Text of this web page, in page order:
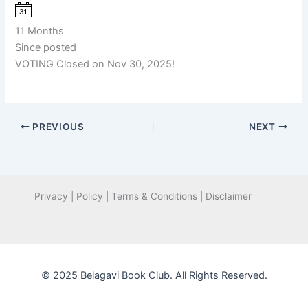
11 Months
Since posted
VOTING Closed on Nov 30, 2025!
PREVIOUS NEXT
Privacy | Policy | Terms & Conditions | Disclaimer
© 2025 Belagavi Book Club. All Rights Reserved.